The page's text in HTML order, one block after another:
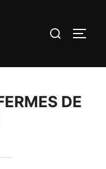
Rechercher :
DE